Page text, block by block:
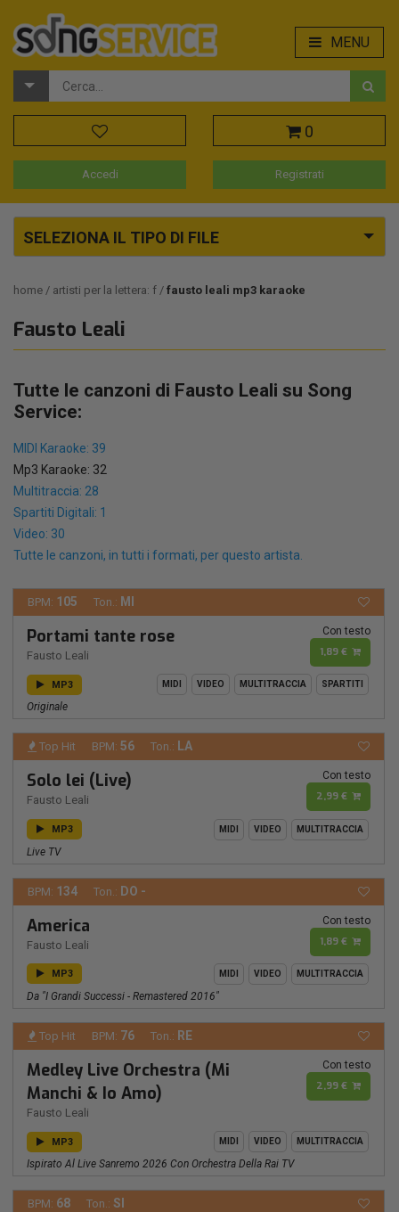
MENU
0
Accedi Registrati
SELEZIONA IL TIPO DI FILE
home artisti per la lettera: f fausto leali mp3 karaoke
Fausto Leali
Tutte le canzoni di Fausto Leali su Song
Service:
MIDI Karaoke: 39
Mp3 Karaoke: 32
Multitraccia: 28
Spartiti Digitali: 1
Video: 30
Tutte le canzoni, in tutti i formati, per questo artista.
BPM: 105 Ton.: MI
Portami tante rose
Fausto Leali
Con testo
1,89 €
MP3 MIDI VIDEO MULTITRACCIA SPARTITI
Originale
Top Hit BPM: 56 Ton.: LA
Solo lei (Live)
Fausto Leali
Con testo
2,99 €
MP3 MIDI VIDEO MULTITRACCIA
Live TV
BPM: 134 Ton.: DO -
America
Fausto Leali
Con testo
1,89 €
MP3 MIDI VIDEO MULTITRACCIA
Da "I Grandi Successi - Remastered 2016"
Top Hit BPM: 76 Ton.: RE
Medley Live Orchestra (Mi
Manchi & Io Amo)
Fausto Leali
Con testo
2,99 €
MP3 MIDI VIDEO MULTITRACCIA
Ispirato Al Live Sanremo 2026 Con Orchestra Della Rai TV
BPM: 68 Ton.: SI